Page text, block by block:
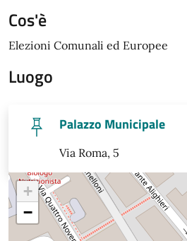
Cos'è
Elezioni Comunali ed Europee
Luogo
Palazzo Municipale
Via Roma, 5
+
−